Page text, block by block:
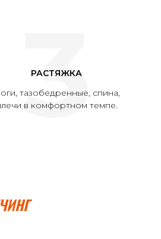
РАСТЯЖКА
тазобедренные, спина,
в комфортном темпе.
3